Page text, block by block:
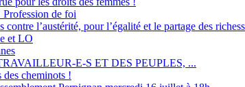
de foi
l’austérité, pour l’égalité et le partage des
et LO
E-S ET DES PEUPLES, ...
des cheminots !